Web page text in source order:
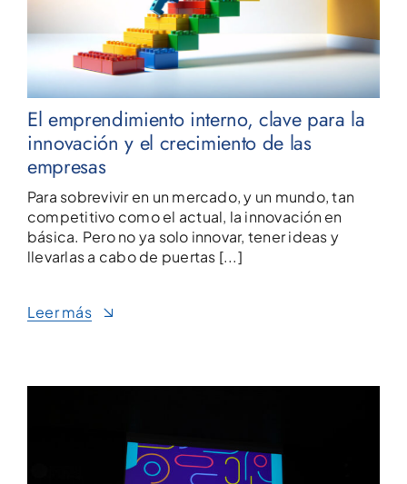
El emprendimiento interno, clave para la
innovación y el crecimiento de las
empresas
Para sobrevivir en un mercado, y un mundo, tan
competitivo como el actual, la innovación en
básica. Pero no ya solo innovar, tener ideas y
llevarlas a cabo de puertas [...]
Leer más